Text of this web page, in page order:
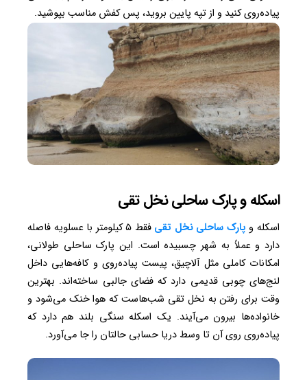
پیاده‌روی کنید و از تپه پایین بروید، پس کفش مناسب بپوشید.
اسکله و پارک ساحلی نخل تقی
اسکله و پارک ساحلی نخل تقی
فقط ۵ کیلومتر با عسلویه فاصله
دارد و عملاً به شهر چسبیده است. این پارک ساحلی طولانی،
امکانات کاملی مثل آلاچیق، پیست پیاده‌روی و کافه‌هایی داخل
لنج‌های چوبی قدیمی دارد که فضای جالبی ساخته‌اند. بهترین
وقت برای رفتن به نخل تقی شب‌هاست که هوا خنک می‌شود و
خانواده‌ها بیرون می‌آیند. یک اسکله سنگی بلند هم دارد که
پیاده‌روی روی آن تا وسط دریا حسابی حالتان را جا می‌آورد.